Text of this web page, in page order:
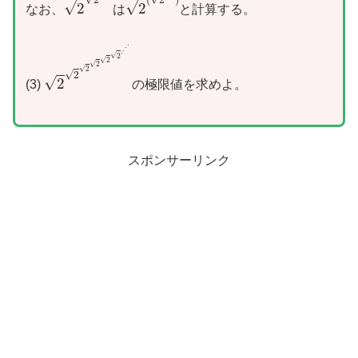
なお、 は と計算する。
(3)
22222
の極限値を求めよ。
スポンサーリンク